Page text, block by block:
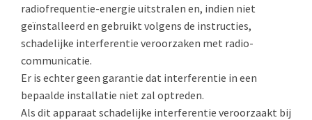
radiofrequentie-energie uitstralen en, indien niet
geïnstalleerd en gebruikt volgens de instructies,
schadelijke interferentie veroorzaken met radio-
communicatie.
Er is echter geen garantie dat interferentie in een
bepaalde installatie niet zal optreden.
Als dit apparaat schadelijke interferentie veroorzaakt bij